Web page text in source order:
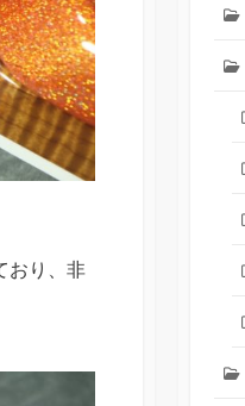
おり、非